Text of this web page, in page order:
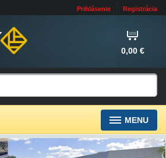
Prihlásenie Registrácia
0,00 €
MENU